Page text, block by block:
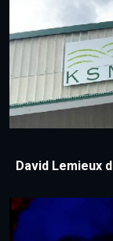
David Lemieux